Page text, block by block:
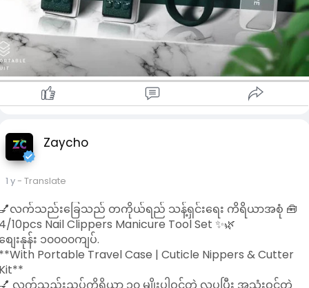
ခရီးသွားသူများအတွက် အထူးသင့်လျော်
လှပပြီး Professional ဖြစ်တဲ့ Look
#shop,#kbzmarketplace,#uabmarket , Page chat
မှ တစ်နိုင်ငံလုံးသို့ အိမ်အရောက်ငွေခြေ. Banking တို့ဖြင့်
ြိုက်နှစ်သက်ရာရွေးခြယ် ဝယ်ယူနိုင်ပါသည်။
န်း၀၉၈၉၄၂၇၃၉၁၁ . အမှတ် ၂၈. သိန္ဒီလမ်း. သီတာရပ်ကွက်. ကြည့်
ြင်တိုင်.ရန်ကုန်မြို. ဆိုင်တွင်လာရောက်လေ့လာဝယ်ယူလိုသူများ ဖုန်း
shop/zaycho
**#manicureset
Zaycho
1 y- Translate
လက်သည်းခြေသည် တကိုယ်ရည် သန့်ရှင်းရေး ကိရိယာအစုံ 🧰
10pcs Nail Clippers Manicure Tool Set ✨🌿
ျေးနုန်း ၁၀၀၀၀ကျပ်.
Portable Travel Case | Cuticle Nippers & Cutter
လက်သည်းညှပ်ကိရိယာ ၁၀ မျိုးပါဝင်တဲ့ လှပပြီး အသုံးဝင်တဲ့